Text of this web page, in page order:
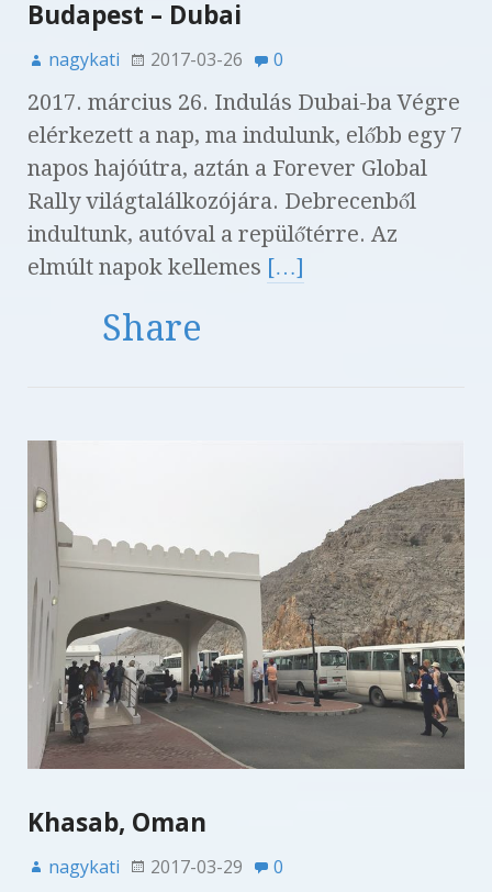
Budapest – Dubai
nagykati 2017-03-26 0
2017. március 26. Indulás Dubai-ba Végre
elérkezett a nap, ma indulunk, előbb egy 7
napos hajóútra, aztán a Forever Global
Rally világtalálkozójára. Debrecenből
indultunk, autóval a repülőtérre. Az
elmúlt napok kellemes […]
Share
Khasab, Oman
nagykati 2017-03-29 0